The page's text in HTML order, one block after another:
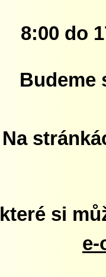
8:00 do
Budeme
Na
které si
e-